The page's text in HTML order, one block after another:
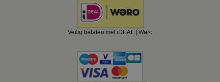
Veilig betalen met iDEAL | Wero